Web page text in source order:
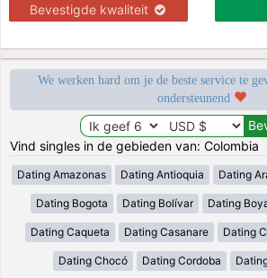
Bevestigde kwaliteit
We werken hard om je de beste service te
ondersteunend
Vind singles in de gebieden van: Colombia
Dating Amazonas Dating Antioquia Dating
Dating Bogota Dating Bolívar Dating
Dating Caqueta Dating Casanare Dating
Dating Chocó Dating Cordoba